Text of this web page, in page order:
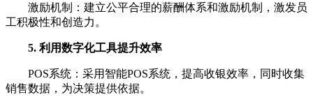
激励机制：建立公平合理的薪酬体系和激励机制，激发员
工积极性和创造力。
5. 利用数字化工具提升效率
POS系统：采用智能POS系统，提高收银效率，同时收集
销售数据，为决策提供依据。